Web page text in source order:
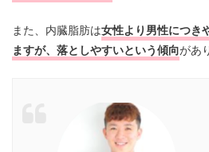
また、内臓脂肪は女性より男性につき
ますが、落としやすいという傾向があ